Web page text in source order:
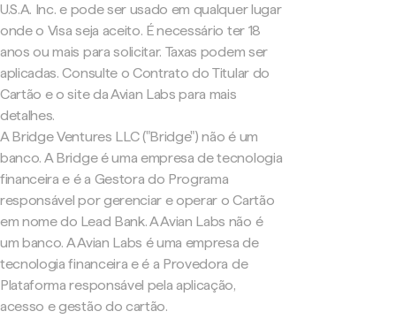
U.S.A. Inc. e pode ser usado em qualquer lugar
onde o Visa seja aceito. É necessário ter 18
anos ou mais para solicitar. Taxas podem ser
aplicadas. Consulte o Contrato do Titular do
Cartão e o site da Avian Labs para mais
detalhes.
A Bridge Ventures LLC ("Bridge") não é um
banco. A Bridge é uma empresa de tecnologia
financeira e é a Gestora do Programa
responsável por gerenciar e operar o Cartão
em nome do Lead Bank. A Avian Labs não é
um banco. A Avian Labs é uma empresa de
tecnologia financeira e é a Provedora de
Plataforma responsável pela aplicação,
acesso e gestão do cartão.